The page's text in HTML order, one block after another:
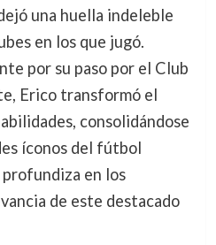
una huella indeleble
en los que jugó.
por su paso por el Club
Erico transformó el
consolidándose
íconos del fútbol
en los
de este destacado